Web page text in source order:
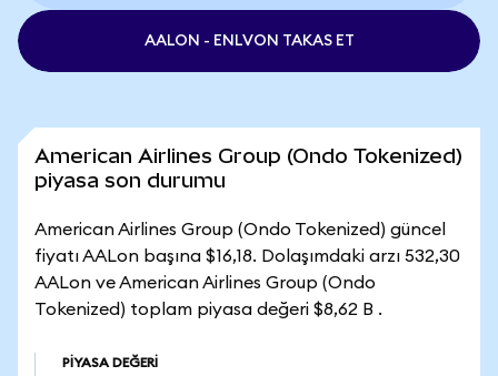
AALON - ENLVON TAKAS ET
American Airlines Group (Ondo Tokenized)
piyasa son durumu
American Airlines Group (Ondo Tokenized) güncel
fiyatı AALon başına $16,18. Dolaşımdaki arzı 532,30
AALon ve American Airlines Group (Ondo
Tokenized) toplam piyasa değeri $8,62 B .
PIYASA DEĞERI